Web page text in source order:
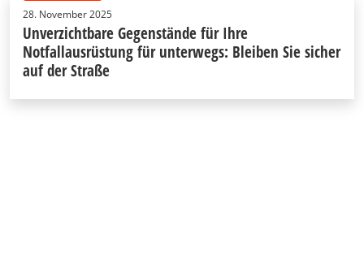
28. November 2025
Unverzichtbare Gegenstände für Ihre
Notfallausrüstung für unterwegs: Bleiben Sie sicher
auf der Straße